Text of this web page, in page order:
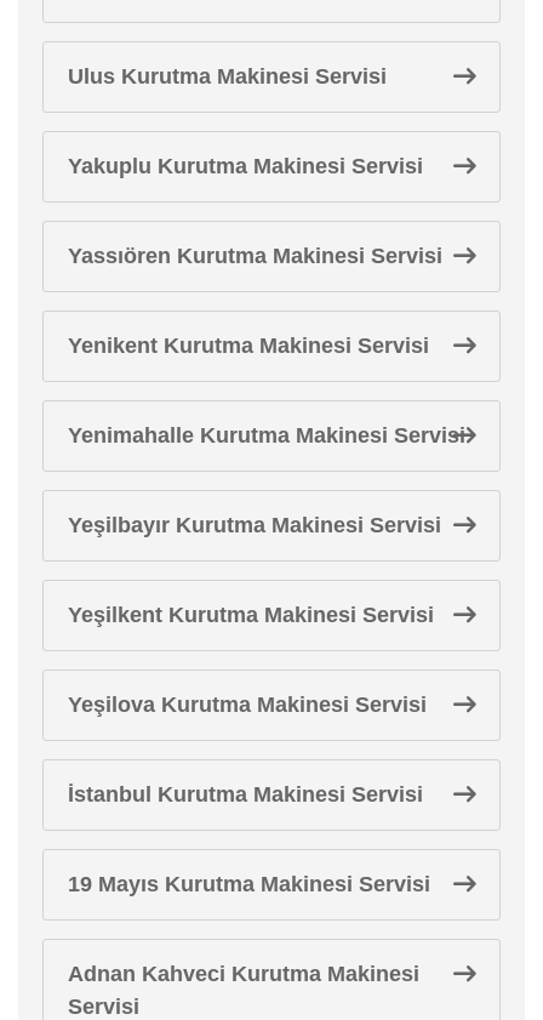
Ulus Kurutma Makinesi Servisi
Yakuplu Kurutma Makinesi Servisi
Yassıören Kurutma Makinesi Servisi
Yenikent Kurutma Makinesi Servisi
Yenimahalle Kurutma Makinesi Servisi
Yeşilbayır Kurutma Makinesi Servisi
Yeşilkent Kurutma Makinesi Servisi
Yeşilova Kurutma Makinesi Servisi
İstanbul Kurutma Makinesi Servisi
19 Mayıs Kurutma Makinesi Servisi
Adnan Kahveci Kurutma Makinesi
Servisi